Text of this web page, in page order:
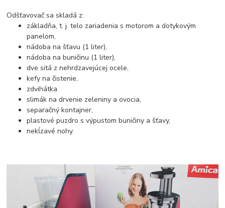
Odšťavovač sa skladá z:
základňa, t. j. telo zariadenia s motorom a dotykovým
panelom,
nádoba na šťavu (1 liter),
nádoba na buničinu (1 liter),
dve sitá z nehrdzavejúcej ocele,
kefy na čistenie,
zdvihátka
slimák na drvenie zeleniny a ovocia,
separačný kontajner,
plastové puzdro s výpustom buničiny a šťavy,
nekĺzavé nohy.